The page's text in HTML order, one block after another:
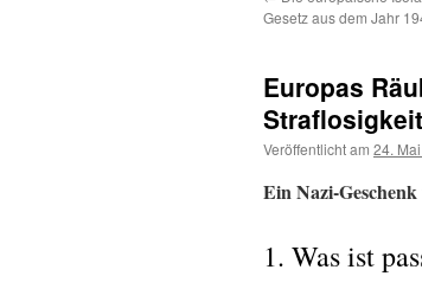
Gesetz aus dem Jahr
Europas
Veröffentlicht am 24.
Ein Nazi-
1. Was ist